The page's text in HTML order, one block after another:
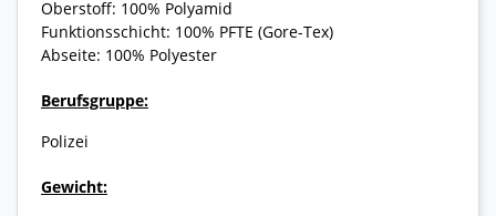
Oberstoff: 100% Polyamid
Funktionsschicht: 100% PFTE (Gore-Tex)
Abseite: 100% Polyester
Berufsgruppe:
Polizei
Gewicht: